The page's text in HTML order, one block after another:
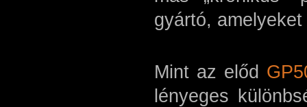
gyártó,
Mint az előd
lényeges